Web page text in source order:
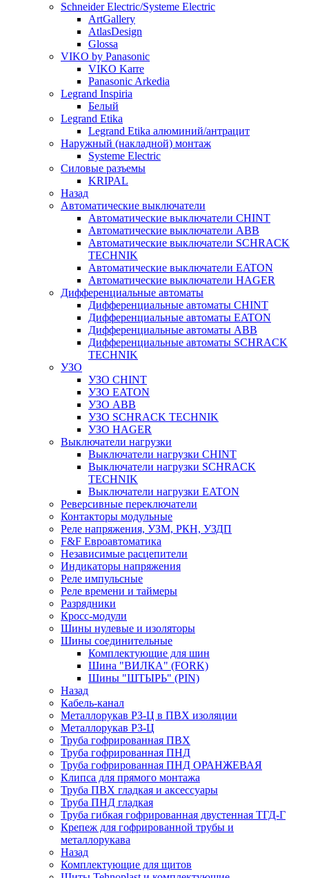
Schneider Electric/Systeme Electric
ArtGallery
AtlasDesign
Glossa
VIKO by Panasonic
VIKO Karre
Panasonic Arkedia
Legrand Inspiria
Белый
Legrand Etika
Legrand Etika алюминий/антрацит
Наружный (накладной) монтаж
Systeme Electric
Силовые разъемы
KRIPAL
Назад
Автоматические выключатели
Автоматические выключатели CHINT
Автоматические выключатели ABB
Автоматические выключатели SCHRACK
TECHNIK
Автоматические выключатели EATON
Автоматические выключатели HAGER
Дифференциальные автоматы
Дифференциальные автоматы CHINT
Дифференциальные автоматы EATON
Дифференциальные автоматы ABB
Дифференциальные автоматы SCHRACK
TECHNIK
УЗО
УЗО CHINT
УЗО EATON
УЗО ABB
УЗО SCHRACK TECHNIK
УЗО HAGER
Выключатели нагрузки
Выключатели нагрузки CHINT
Выключатели нагрузки SCHRACK
TECHNIK
Выключатели нагрузки EATON
Реверсивные переключатели
Контакторы модульные
Реле напряжения, УЗМ, РКН, УЗДП
F&F Евроавтоматика
Независимые расцепители
Индикаторы напряжения
Реле импульсные
Реле времени и таймеры
Разрядники
Кросс-модули
Шины нулевые и изоляторы
Шины соединительные
Комплектующие для шин
Шина "ВИЛКА" (FORK)
Шины "ШТЫРЬ" (PIN)
Назад
Кабель-канал
Металлорукав РЗ-Ц в ПВХ изоляции
Металлорукав РЗ-Ц
Труба гофрированная ПВХ
Труба гофрированная ПНД
Труба гофрированная ПНД ОРАНЖЕВАЯ
Клипса для прямого монтажа
Труба ПВХ гладкая и аксессуары
Труба ПНД гладкая
Труба гибкая гофрированная двустенная ТГД-Г
Крепеж для гофрированной трубы и
металлорукава
Назад
Комплектующие для щитов